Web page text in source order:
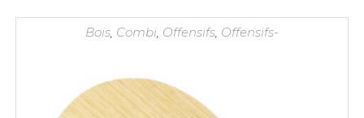
Bois Combi Offensifs Offensifs-